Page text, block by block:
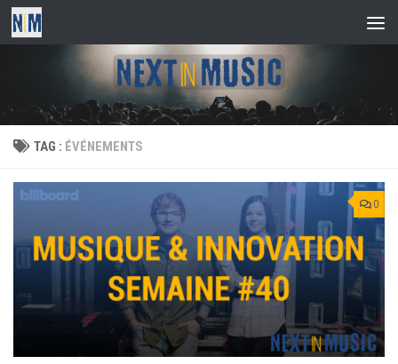
Skip to content
TAG : ÉVÉNEMENTS
0